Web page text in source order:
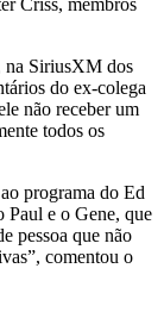
Criss, membros
na SiriusXM dos
do ex-colega
não receber um
todos os
programa do Ed
Paul e o Gene, que
pessoa que não
comentou o